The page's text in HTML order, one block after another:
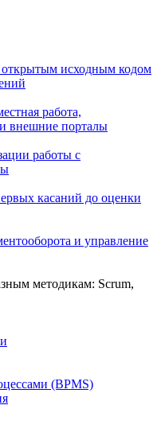
исходным кодом
работа,
внешние порталы
работы с
касаний до оценки
и управление
методикам: Scrum,
(BPMS)